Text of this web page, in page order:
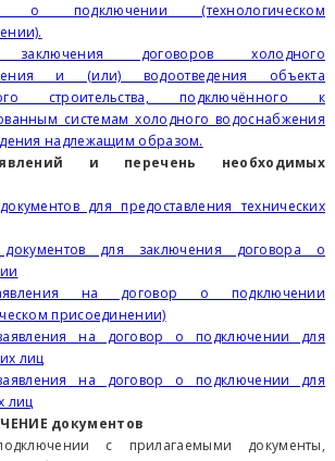
о подключении (технологическом
заключения договоров холодного
и (или) водоотведения объекта
строительства, подключённого к
системам холодного водоснабжения
надлежащим образом.
и перечень необходимых
для предоставления технических
для заключения договора о
на договор о подключении
присоединении)
на договор о подключении для
лиц
на договор о подключении для
лиц
документов
с прилагаемыми документы,